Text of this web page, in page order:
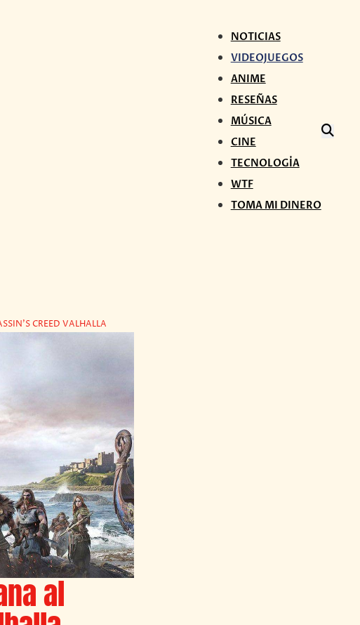
NOTICIAS
VIDEOJUEGOS
ANIME
RESEÑAS
MÚSICA
CINE
TECNOLOGÍA
WTF
TOMA MI DINERO
CREED VALHALLA
al